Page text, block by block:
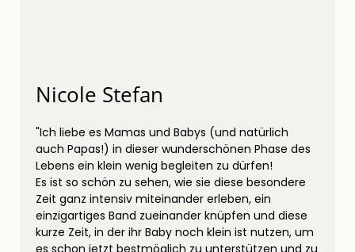
Nicole Stefan
"Ich liebe es Mamas und Babys (und natürlich
auch Papas!) in dieser wunderschönen Phase des
Lebens ein klein wenig begleiten zu dürfen!
Es ist so schön zu sehen, wie sie diese besondere
Zeit ganz intensiv miteinander erleben, ein
einzigartiges Band zueinander knüpfen und diese
kurze Zeit, in der ihr Baby noch klein ist nutzen, um
es schon jetzt bestmöglich zu unterstützen und zu